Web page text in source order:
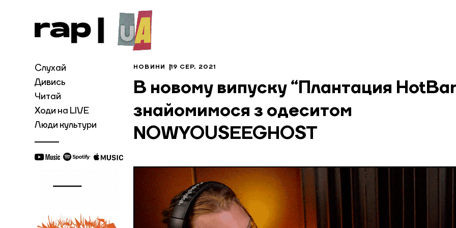
Слухай
Дивись
Читай
Ходи на LIVE
Люди культури
НОВИНИ 19 СЕР, 2021
В новому випуску “Плантация
знайомимося з одеситом
NOWYOUSEEGHOST